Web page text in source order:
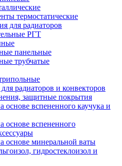
термостатические
для радиаторов
РГТ
панельные
трубчатые
радиаторов и конвекторов
защитные покрытия
основе вспененного каучука и
основе вспененного
основе минеральной ваты
гидростеклоизол и